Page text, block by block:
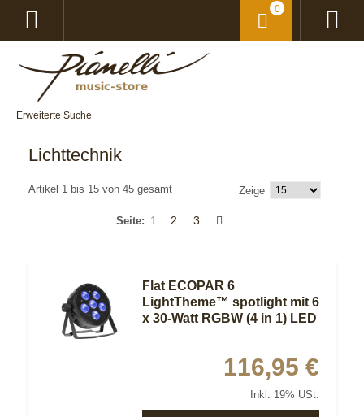
Erweiterte Suche
0
Lichttechnik
Artikel 1 bis 15 von 45 gesamt Zeige
Seite: 1 2 3
Flat ECOPAR 6
LightTheme™ spotlight mit 6
x 30-Watt RGBW (4 in 1) LED
116,95 €
Inkl. 19% USt.